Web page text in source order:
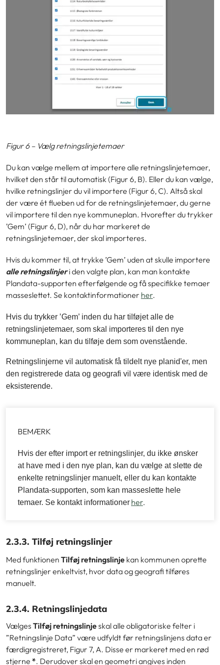
Figur 6 – Vælg retningslinjetemaer
Du kan vælge mellem at importere alle retningslinjetemaer,
hvilket den står til automatisk (Figur 6, B). Eller du kan vælge,
hvilke retningslinjer du vil importere (Figur 6, C). Altså skal
der være ét flueben ud for de retningslinjetemaer, du gerne
vil importere til den nye kommuneplan. Hvorefter du trykker
’Gem’ (Figur 6, D), når du har markeret de
retningslinjetemaer, der skal importeres.
Hvis du kommer til, at trykke ’Gem’ uden at skulle importere
alle retningslinjeri den valgte plan, kan man kontakte
Plandata-supporten efterfølgende og få specifikke temaer
masseslettet. Se kontaktinformationer her.
Hvis du trykker ’Gem’ inden du har tilføjet alle de
retningslinjetemaer, som skal importeres til den nye
kommuneplan, kan du tilføje dem som ovenstående.
Retningslinjerne vil automatisk få tildelt nye planid'er, men
den registrerede data og geografi vil være identisk med de
eksisterende.
BEMÆRK
Hvis der efter import er retningslinjer, du ikke ønsker
at have med i den nye plan, kan du vælge at slette de
enkelte retningslinjer manuelt, eller du kan kontakte
Plandata-supporten, som kan masseslette hele
temaer. Se kontakt informationer her.
2.3.3. Tilføj retningslinjer
Med funktionen Tilføj retningslinje kan kommunen oprette
retningslinjer enkeltvist, hvor data og geografi tilføres
manuelt.
2.3.4. Retningslinjedata
Vælges Tilføj retningslinjeskal alle obligatoriske felter i
”Retningslinje Data” være udfyldt før retningslinjens data er
færdigregistreret, Figur 7, A. Disse er markeret med en rød
stjerne *. Derudover skal en geometri angives inden